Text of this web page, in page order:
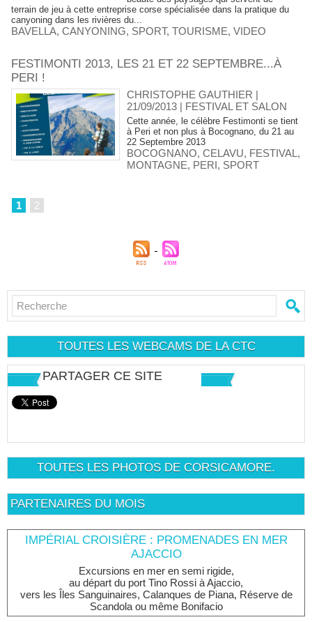
terrain de jeu à cette entreprise corse spécialisée dans la pratique du
canyoning dans les rivières du...
BAVELLA, CANYONING, SPORT, TOURISME, VIDEO
FESTIMONTI 2013, LES 21 ET 22 SEPTEMBRE...À
PERI !
CHRISTOPHE GAUTHIER |
21/09/2013 | FESTIVAL ET SALON
Cette année, le célèbre Festimonti se tient
à Peri et non plus à Bocognano, du 21 au
22 Septembre 2013
BOCOGNANO,CELAVU, FESTIVAL ,
MONTAGNE, PERI, SPORT
1 2
TOUTES LES WEBCAMS DE LA CTC
PARTAGER CE SITE
TOUTES LES PHOTOS DE CORSICAMORE.
PARTENAIRES DU MOIS
IMPÉRIAL CROISIÈRE : PROMENADES EN MER
AJACCIO
Excursions en mer en semi rigide,
au départ du port Tino Rossi à Ajaccio,
vers les Îles Sanguinaires, Calanques de Piana, Réserve de
Scandola ou même Bonifacio